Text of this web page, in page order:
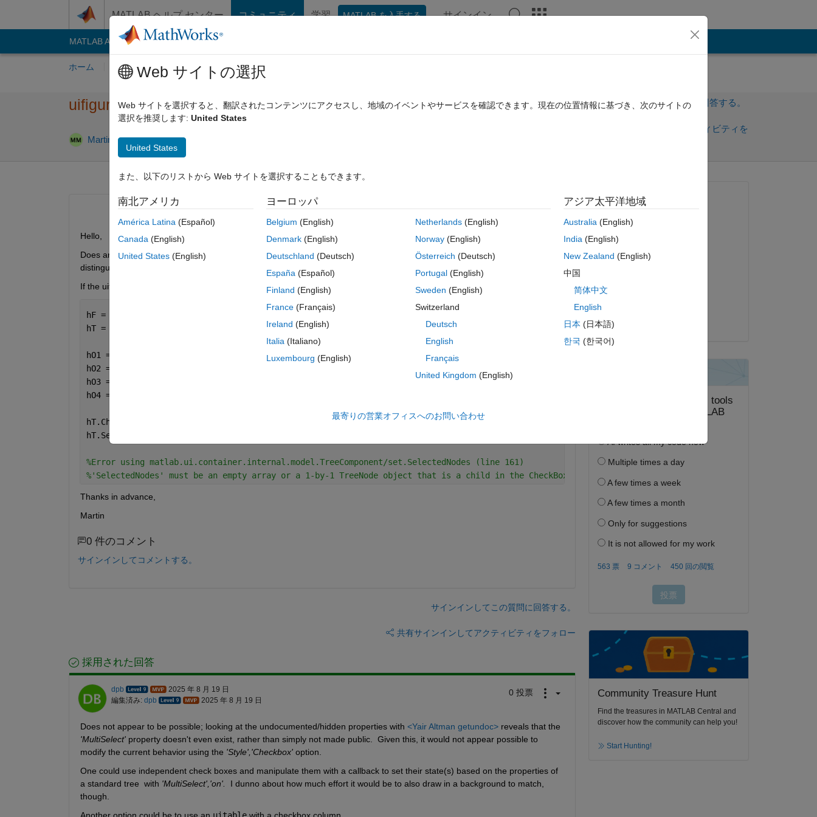
MATLAB ヘルプ センター コミュニティ 学習 MATLAB を入手する サインイン
MATLAB Answers File Exchange
ホーム 質問する 回答 閲覧 MATLAB に関する FAQ
uifigure+uitree, multiple selected nodes
Martin 2025 8 月 19
サインインしてこの質問に回答する。
サインインしてアクティビティを
0 投票
Hello,
Does anybody know a (undocumented) workaround to have multiple nodes selected in a uitree with checkboxes? I like to
distinguish between checked and selected items.
If the uitree component is used without checkboxes it is possible. I am wondering why this is not implemented (yet)...
hF = uifigure();
hT = uitree(hF,
hO1 = uitreenode(Parent=hT, Text= 'object1');
hO2 = uitreenode(Parent=hT, Text=
hO3 = uitreenode(Parent=hT, Text=
hO4 = uitreenode(Parent=hT, Text=
hT.CheckedNodes = [hO1, hO2];
hT.SelectedNodes = [hO3, hO4];
%Error using matlab.ui.container.internal.model.TreeComponent/set.SelectedNodes (line 161)
%'SelectedNodes' must be an empty array or a 1-by-1 TreeNode object that is a child in the CheckBoxTree.
Thanks in advance,
Martin
0 件のコメント
サインインしてコメントする。
サインインしてこの質問に回答する。
共有サインインしてアクティビティをフォロー
採用された回答
dpb
2025 年 8 月 19 日
編集済み: dpb 2025 年 8 月 19 日
0 投票
Does not appear to be possible; looking at the undocumented/hidden properties with <Yair Altman getundoc>
'MultiSelect' property doesn't even exist, rather than simply not made public.  Given this, it would not appear possible to
modify the current behavior using the 'Style','Checkbox' option.
One could use independent check boxes and manipulate them with a callback to set their state(s) based on the properties of
a standard tree  with 'MultiSelect','on'.
  I dunno about how much effort it would be to also draw in a background to match,
though.
質問済み:
2025 年 8 月 19 日
コメント済み:
採用済み:
Community Treasure Hunt
Find the treasures in MATLAB Central and
discover how the community can help you!
Start Hunting!
Web サイトの選択
Web サイトを選択すると、翻訳されたコンテンツにアクセスし、地域のイベントやサービスを確認できます。現在の位置情報に基づき、次のサイトの
選択を推奨します: United States
United States
また、以下のリストから Web サイトを選択することもできます。
南北アメリカ
América Latina (Español)
Canada (English)
United States (English)
ヨーロッパ
Belgium (English)
Denmark (English)
Deutschland (Deutsch)
España (Español)
Finland (English)
France (Français)
Ireland (English)
Italia (Italiano)
Luxembourg (English)
Netherlands(English)
Norway(English)
Österreich (Deutsch)
Portugal(English)
Sweden (English)
Switzerland
Deutsch
English
Français
United Kingdom (English)
アジア太平洋地域
Australia(English)
India(English)
New Zealand (English)
中国
简体中文
English
日本 (日本語)
한국 (한국어)
最寄りの営業オフィスへのお問い合わせ